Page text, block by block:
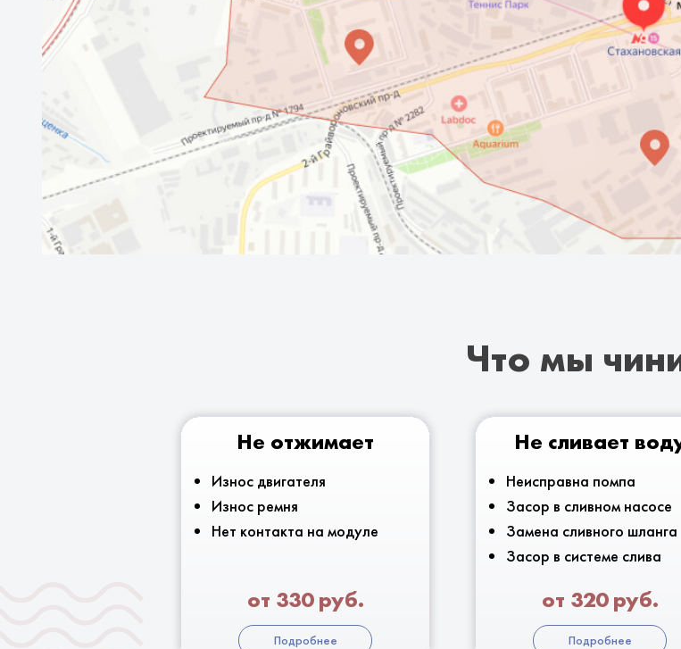
Что мы
Не отжимает
Износ двигателя
Износ ремня
Нет контакта на модуле
от 330 руб.
Подробнее Подробнее
от 320 руб.
Неисправна помпа
Засор в сливном насосе
Замена сливного шланга
Засор в системе слива
Не сливает